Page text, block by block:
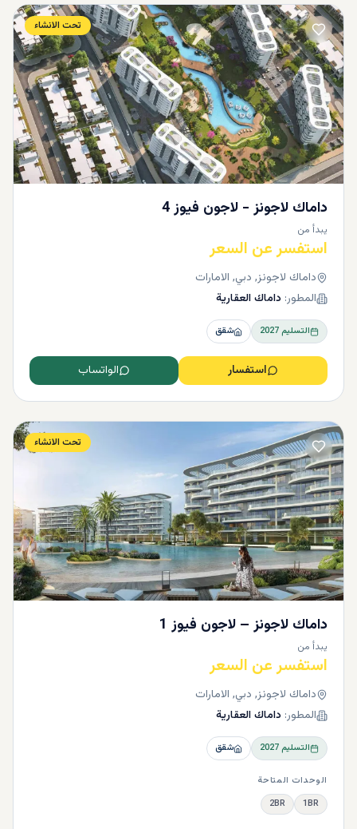
تحت الانشاء
داماك لاجونز - لاجون فيوز 4
يبدأ من
استفسر عن السعر
داماك لاجونز, دبي, الامارات
المطور: داماك العقارية
التسليم2027 شقق
استفسار الواتساب
تحت الانشاء
داماك لاجونز – لاجون فيوز 1
يبدأ من
استفسر عن السعر
داماك لاجونز, دبي, الامارات
المطور: داماك العقارية
التسليم2027 شقق
الوحدات المتاحة
1BR
2BR